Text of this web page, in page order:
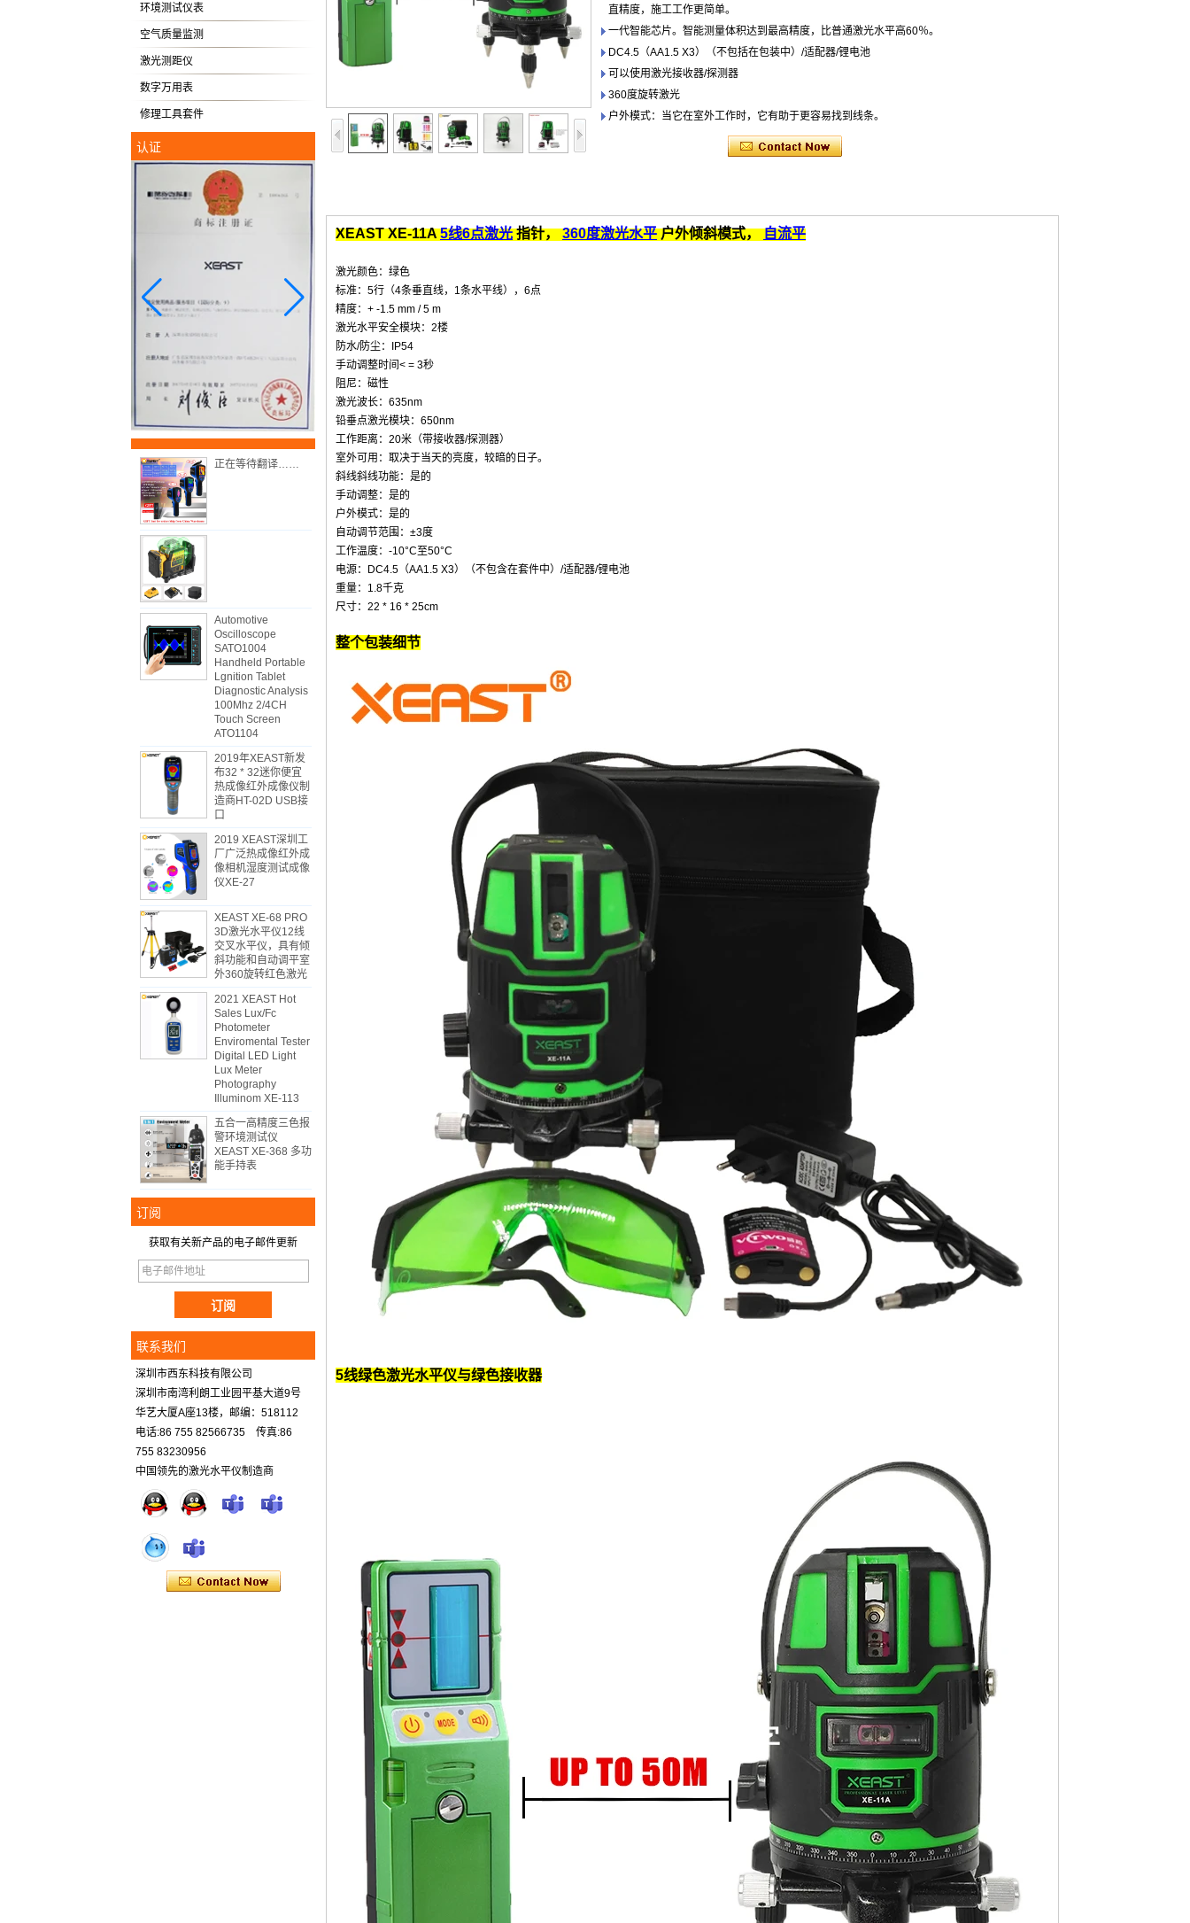
环境测试仪表
空气质量监测
激光测距仪
数字万用表
修理工具套件
认证
正在等待翻译……
Automotive
Oscilloscope
SATO1004
Handheld Portable
Lgnition Tablet
Diagnostic Analysis
100Mhz 2/4CH
Touch Screen
ATO1104
2019年XEAST新发
布32 * 32迷你便宜
热成像红外成像仪制
造商HT-02D USB接
口
2019 XEAST深圳工
厂广泛热成像红外成
像相机湿度测试成像
仪XE-27
XEAST XE-68 PRO
3D激光水平仪12线
交叉水平仪，具有倾
斜功能和自动调平室
外360旋转红色激光
2021 XEAST Hot
Sales Lux/Fc
Photometer
Enviromental Tester
Digital LED Light
Lux Meter
Photography
Illuminom XE-113
五合一高精度三色报
警环境测试仪
XEAST XE-368 多功
能手持表
订阅
获取有关新产品的电子邮件更新
联系我们
深圳市西东科技有限公司
深圳市南湾利朗工业园平基大道9号
华艺大厦A座13楼，邮编：518112
电话:86 755 82566735 传真:86
755 83230956
中国领先的激光水平仪制造商
直精度，施工工作更简单。
一代智能芯片。智能测量体积达到最高精度，比普通激光水平高60％。
DC4.5（AA1.5 X3）（不包括在包装中）/适配器/锂电池
可以使用激光接收器/探测器
360度旋转激光
户外模式：当它在室外工作时，它有助于更​​容易找到线条。
XEAST XE-11A5线6点激光指针，360度激光水平户外倾斜模式，自流平
激光颜色：绿色
标准：5行（4条垂直线，1条水平线），6点
精度：+ -1.5 mm / 5 m
激光水平安全模块：2楼
防水/防尘：IP54
手动调整时间< = 3秒
阻尼：磁性
激光波长：635nm
铅垂点激光模块：650nm
工作距离：20米（带接收器/探测器）
室外可用：取决于当天的亮度，较暗的日子。
斜线斜线功能：是的
手动调整：是的
户外模式：是的
自动调节范围：±3度
工作温度：-10°C至50°C
电源：DC4.5（AA1.5 X3）（不包含在套件中）/适配器/锂电池
重量：1.8千克
尺寸：22 * 16 * 25cm
整个包装细节
5线绿色激光水平仪与绿色接收器